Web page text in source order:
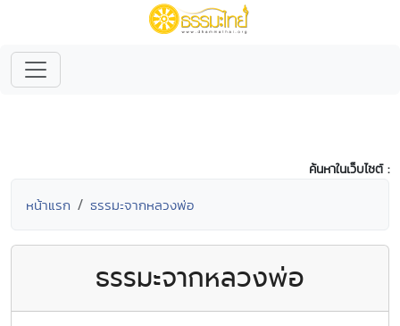
ค้นหาในเว็บไซต์ :
หน้าแรก ธรรมะจากหลวงพ่อ
ธรรมะจากหลวงพ่อ